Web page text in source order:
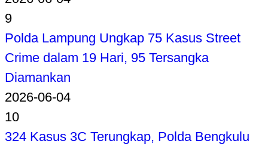
9
Polda Lampung Ungkap 75 Kasus Street
Crime dalam 19 Hari, 95 Tersangka
Diamankan
2026-06-04
10
324 Kasus 3C Terungkap, Polda Bengkulu